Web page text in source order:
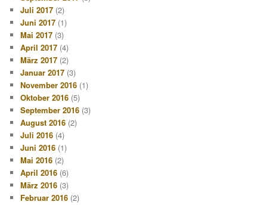
Juli 2017 (2)
Juni 2017 (1)
Mai 2017 (3)
April 2017 (4)
März 2017 (2)
Januar 2017 (3)
November 2016 (1)
Oktober 2016 (5)
September 2016 (3)
August 2016 (2)
Juli 2016 (4)
Juni 2016 (1)
Mai 2016 (2)
April 2016 (6)
März 2016 (3)
Februar 2016 (2)